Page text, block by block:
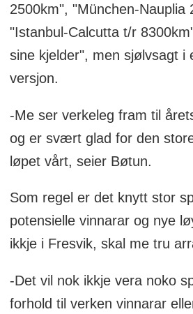
2500km", "München-Nauplia
"Istanbul-Calcutta t/r
sine kjelder", men sjølvsagt i
versjon.
-Me ser verkeleg fram til
og er svært glad for den
løpet vårt, seier Bøtun.
Som regel er det knytt stor
potensielle vinnarar og nye
ikkje i Fresvik, skal me tru
-Det vil nok ikkje vera noko
forhold til verken vinnarar